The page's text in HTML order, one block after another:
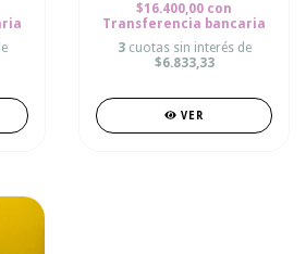
$16.400,00 con
Transferencia bancaria
3 cuotas sin interés de
$6.833,33
VER